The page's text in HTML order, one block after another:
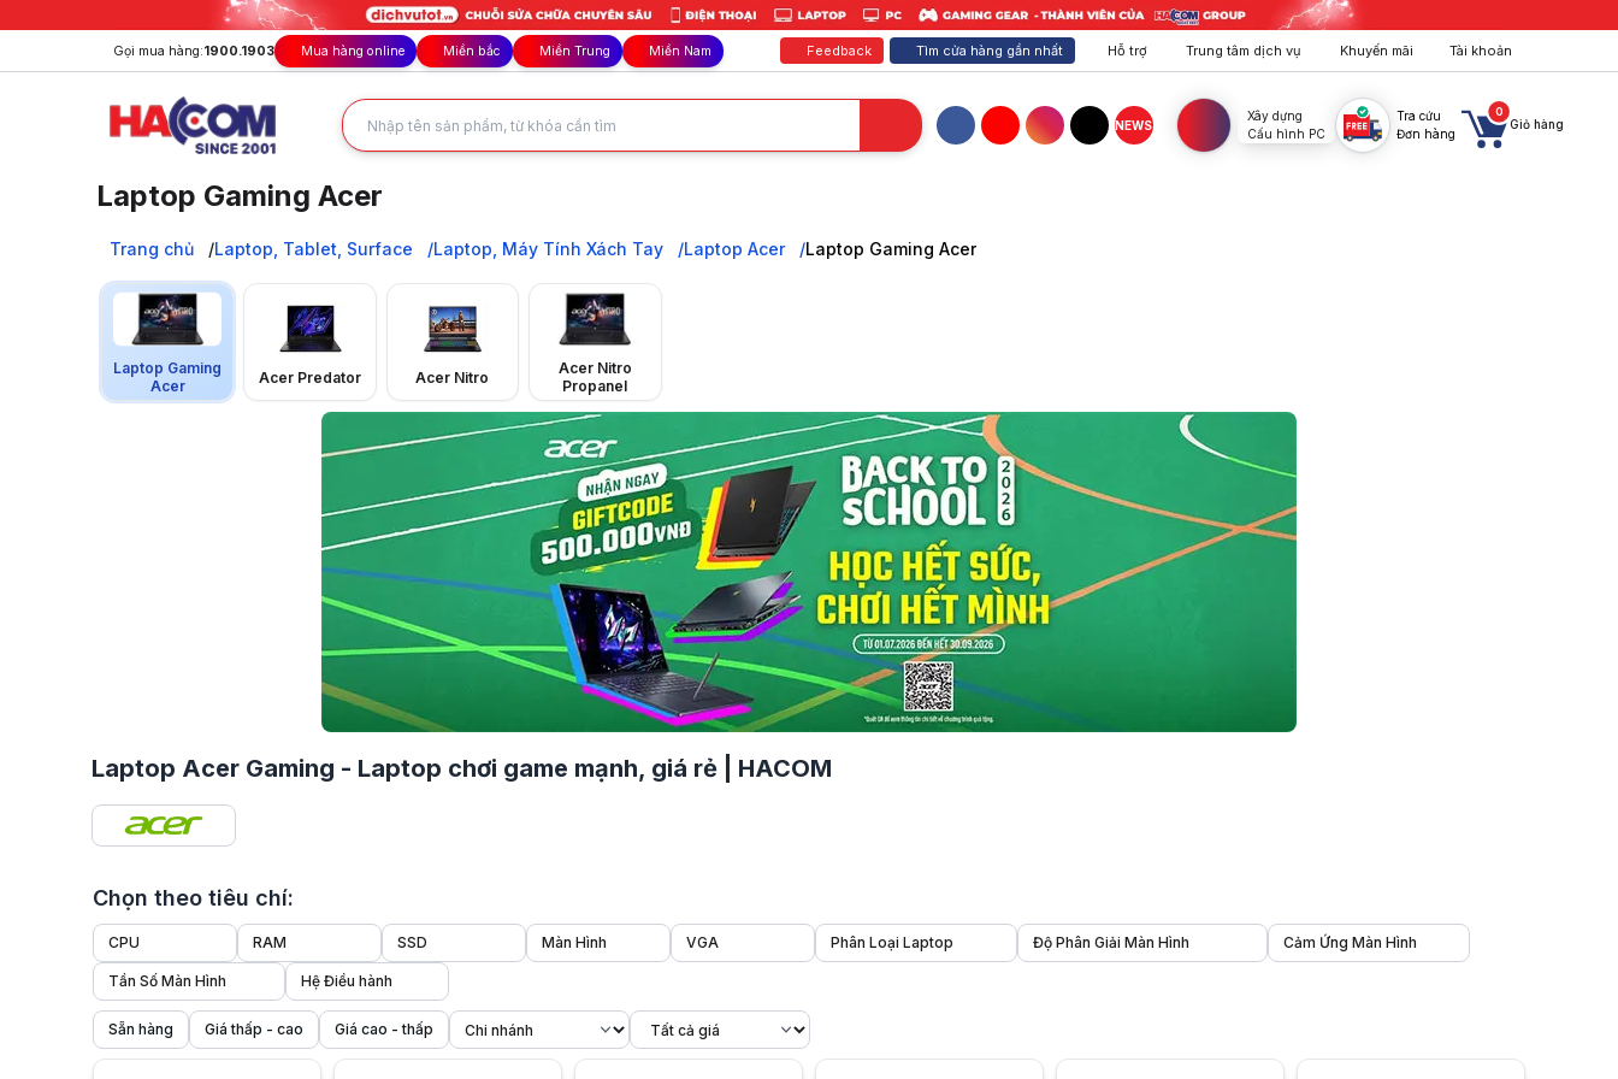
Gọi mua hàng:1900.1903 Mua hàng online Miền bắc Miền Trung Miền Nam Feedback Tìm cửa hàng gần nhất Hỗ trợ Trung tâm dịch vụ Khuyến mãi Tài khoản
FacebookYouTubeInstagram
TikTok
NEWS
Xây dựng
Cấu hình PC
Tra cứu
Đơn hàng
0
Giỏ hàng
Laptop Gaming Acer
Laptop, Tablet, Surface
Laptop, Máy Tính Xách Tay
Laptop Acer
Laptop Gaming Acer
Trang chủ Laptop, Tablet, Surface Laptop, Máy Tính Xách Tay Laptop Acer Laptop Gaming Acer
Laptop Gaming
Acer
Acer Predator Acer Nitro
Acer Nitro
Propanel
Laptop Acer Gaming - Laptop chơi game mạnh, giá rẻ | HACOM
Chọn theo tiêu chí:
CPU RAM SSD Màn Hình VGA Phân Loại Laptop Độ Phân Giải Màn Hình Cảm Ứng Màn Hình
Tần Số Màn Hình Hệ Điều hành
Sẵn hàng Giá thấp - cao Giá cao - thấp
Laptop Acer Gaming – Hiệu Năng Ổn Định, Tối Ưu Cho Game Thủ Và Người Dùng Đa Nhiệm